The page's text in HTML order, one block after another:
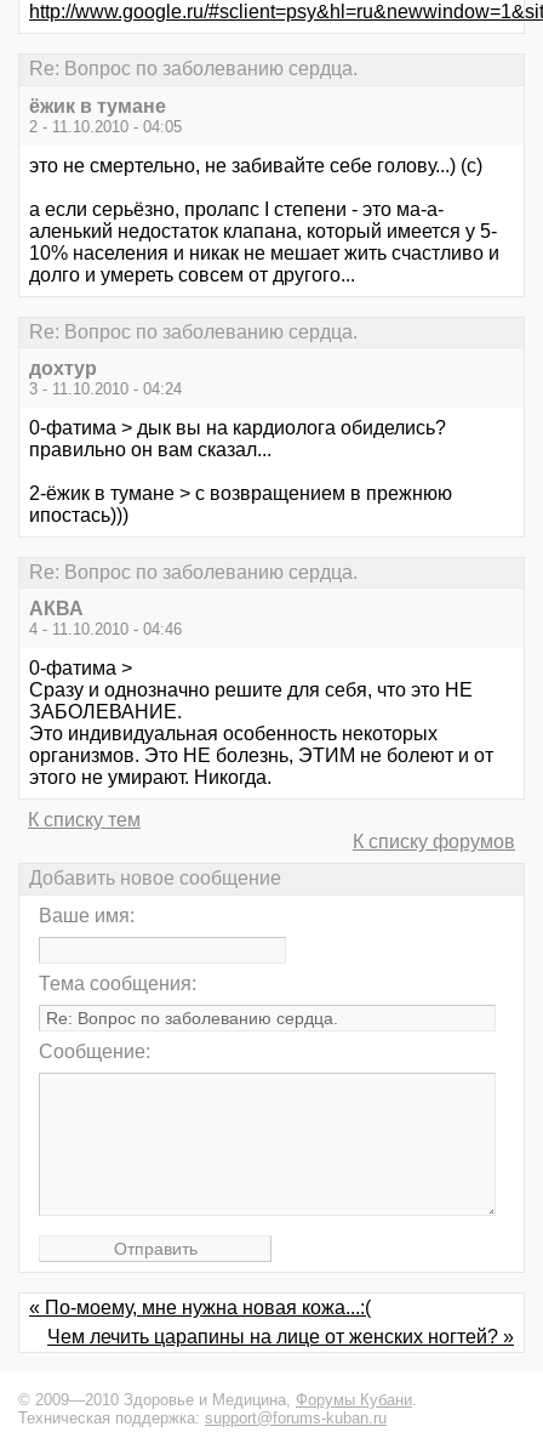
http://www.google.ru/
Re: Вопрос по заболеванию сердца.
ёжик в тумане
2 - 11.10.2010 - 04:05
это не смертельно, не забивайте себе голову...) (с)
а если серьёзно, пролапс I степени - это ма-а-
аленький недостаток клапана, который имеется у 5-
10% населения и никак не мешает жить счастливо и
долго и умереть совсем от другого...
Re: Вопрос по заболеванию сердца.
дохтур
3 - 11.10.2010 - 04:24
0-фатима > дык вы на кардиолога обиделись?
правильно он вам сказал...
2-ёжик в тумане > с возвращением в прежнюю
ипостась)))
Re: Вопрос по заболеванию сердца.
АКВА
4 - 11.10.2010 - 04:46
0-фатима >
Сразу и однозначно решите для себя, что это НЕ
ЗАБОЛЕВАНИЕ.
Это индивидуальная особенность некоторых
организмов. Это НЕ болезнь, ЭТИМ не болеют и от
этого не умирают. Никогда.
К списку тем
К списку форумов
Добавить новое сообщение
Ваше имя:
Тема сообщения:
Сообщение:
« По-моему, мне нужна новая кожа...:(
Чем лечить царапины на лице от женских ногтей? »
© 2009—2010 Здоровье и Медицина, Форумы Кубани.
Техническая поддержка: support@forums-kuban.ru